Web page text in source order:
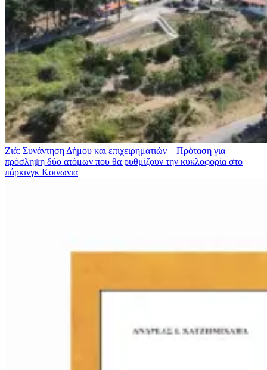
Ζιά: Συνάντηση Δήμου και επιχειρηματιών – Πρόταση για
πρόσληψη δύο ατόμων που θα ρυθμίζουν την κυκλοφορία στο
πάρκινγκ Κοινωνια